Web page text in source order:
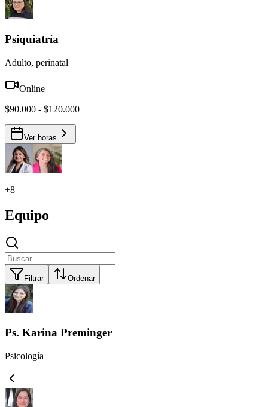
Psiquiatría
Adulto, perinatal
Online
$90.000 - $120.000
Ver horas
+8
Equipo
Filtrar Ordenar
Ps. Karina Preminger
Psicología